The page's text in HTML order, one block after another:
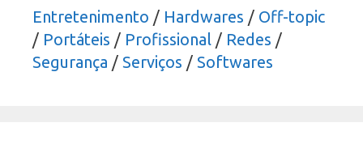
Entretenimento / Hardwares / Off-topic
/ Portáteis / Profissional / Redes /
Segurança / Serviços / Softwares